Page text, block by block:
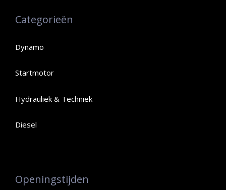
Categorieën
Dynamo
Startmotor
Hydrauliek & Techniek
Diesel
Openingstijden